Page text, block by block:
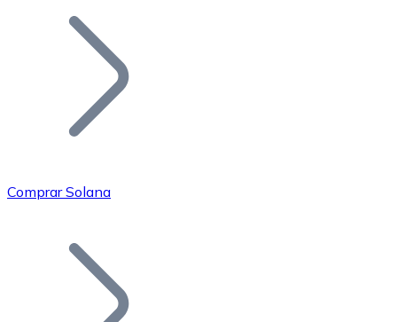
Adicione o token do seu projeto ao nosso serviço de
Bitcoin
Comprar Solana